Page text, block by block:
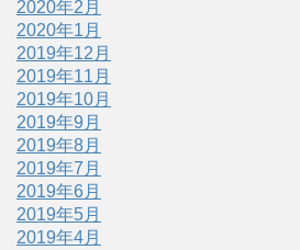
2020年2月
2020年1月
2019年12月
2019年11月
2019年10月
2019年9月
2019年8月
2019年7月
2019年6月
2019年5月
2019年4月